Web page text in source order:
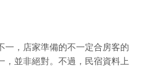
一，店家準備的不一定合房客的
，並非絕對。不過，民宿資料上